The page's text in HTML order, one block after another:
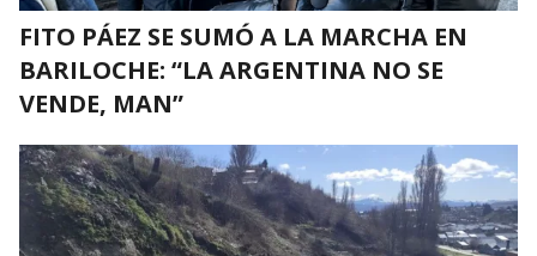
FITO PÁEZ SE SUMÓ A LA MARCHA EN
BARILOCHE: “LA ARGENTINA NO SE
VENDE, MAN”